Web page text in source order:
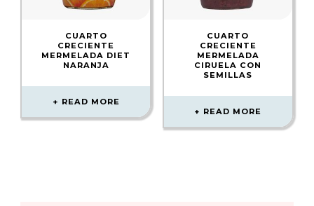
CUARTO
CRECIENTE
MERMELADA DIET
NARANJA
READ MORE
CUARTO
CRECIENTE
MERMELADA
CIRUELA CON
SEMILLAS
READ MORE